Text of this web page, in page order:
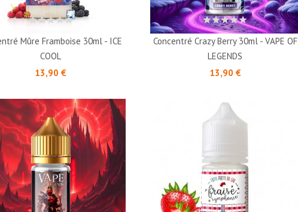
Mûre Framboise 30ml - ICE
COOL
13,90 €
Concentré Crazy Berry 30ml - VAPE OF
LEGENDS
13,90 €Prix